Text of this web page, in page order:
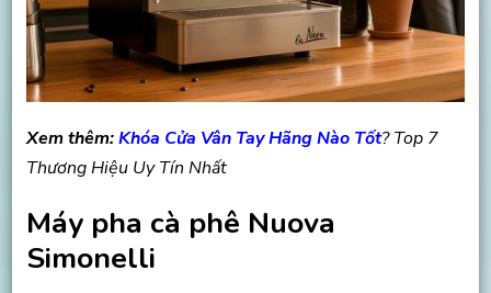
Xem thêm:Khóa Cửa Vân Tay Hãng Nào Tốt? Top 7
Thương Hiệu Uy Tín Nhất
Máy pha cà phê Nuova
Simonelli